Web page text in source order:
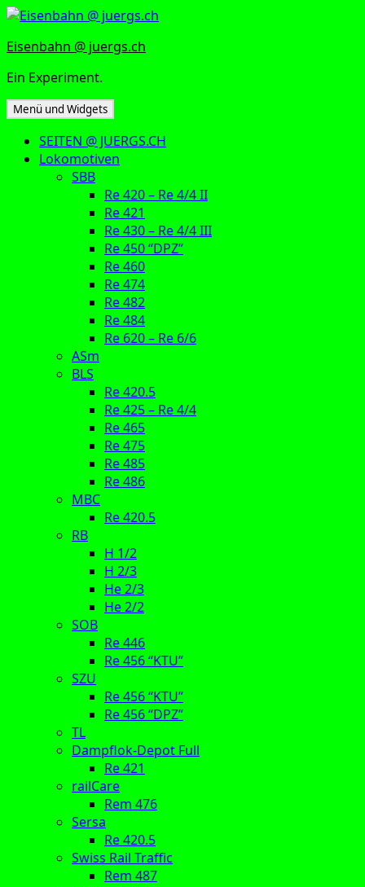
Zum
springen
Eisenbahn @ juergs.ch
Ein Experiment.
Menü und Widgets
SEITEN @ JUERGS.CH
Lokomotiven
SBB
Re 420 – Re 4/4 II
Re 421
Re 430 – Re 4/4 III
Re 450 “DPZ”
Re 460
Re 474
Re 482
Re 484
Re 620 – Re 6/6
ASm
BLS
Re 420.5
Re 425 – Re 4/4
Re 465
Re 475
Re 485
Re 486
MBC
Re 420.5
RB
H 1/2
H 2/3
He 2/3
He 2/2
SOB
Re 446
Re 456 “KTU”
SZU
Re 456 “KTU”
Re 456 “DPZ”
TL
Dampflok-Depot Full
Re 421
railCare
Rem 476
Sersa
Re 420.5
Swiss Rail Traffic
Rem 487